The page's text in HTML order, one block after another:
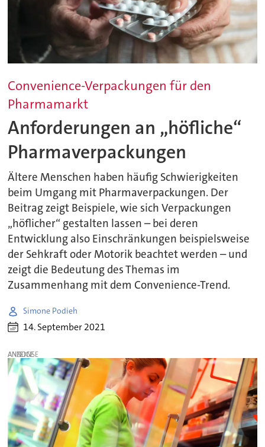
Convenience-Verpackungen für den
Pharmamarkt
Anforderungen an „höfliche“
Pharmaverpackungen
Ältere Menschen haben häufig Schwierigkeiten
beim Umgang mit Pharmaverpackungen. Der
Beitrag zeigt Beispiele, wie sich Verpackungen
„höflicher“ gestalten lassen – bei deren
Entwicklung also Einschränkungen beispielsweise
der Sehkraft oder Motorik beachtet werden – und
zeigt die Bedeutung des Themas im
Zusammenhang mit dem Convenience-Trend.
Simone Podieh
14. September 2021
ANZEIGE